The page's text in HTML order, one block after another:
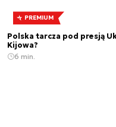
PREMIUM
Polska tarcza pod presją
Kijowa?
6 min.